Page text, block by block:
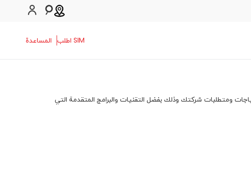
SIM اطلب المساعدة
ومتطلبات شركتك وذلك بفضل التقنيات والبرامج المتقدمة التي